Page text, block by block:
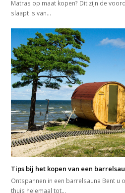
Matras op maat kopen? Dit zijn de
slaapt is van…
Tips bij het kopen van een
Ontspannen in een barrelsauna Bent u
thuis helemaal tot…